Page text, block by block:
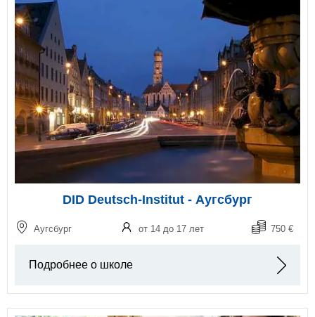
DID Deutsch-Institut - Аугсбург
Аугсбург от 14 до 17 лет 750 €
Подробнее о школе